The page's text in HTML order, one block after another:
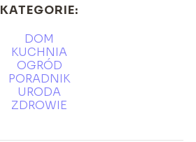
KATEGORIE:
DOM
KUCHNIA
OGRÓD
PORADNIK
URODA
ZDROWIE